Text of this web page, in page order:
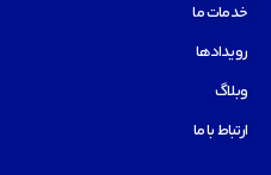
خدمات ما
رویدادها
وبلاگ
ارتباط با ما